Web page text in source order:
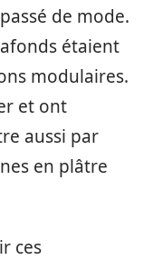
de mode.
étaient
modulaires.
et ont
aussi par
en plâtre
ces